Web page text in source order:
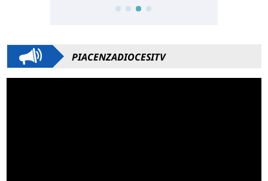
PIACENZADIOCESITV